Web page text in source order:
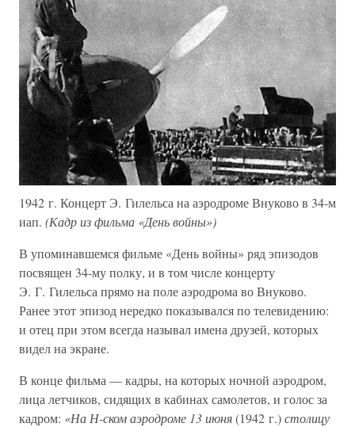
1942 г. Концерт Э. Гилельса на аэродроме Внуково в 34-м
иап. (Кадр из фильма «День войны»)
В упоминавшемся фильме «День войны» ряд эпизодов
посвящен 34-му полку, и в том числе концерту
Э. Г. Гилельса прямо на поле аэродрома во Внуково.
Ранее этот эпизод нередко показывался по телевидению:
и отец при этом всегда называл имена друзей, которых
видел на экране.
В конце фильма — кадры, на которых ночной аэродром,
лица летчиков, сидящих в кабинах самолетов, и голос за
кадром: «На Н-ском аэродроме 13 июня(1942 г.)столицу